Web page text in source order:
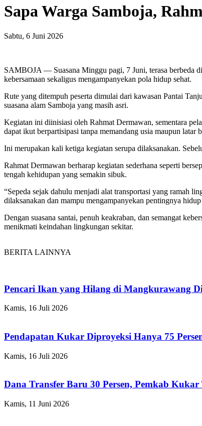
Sapa Warga Samboja,
Sabtu, 6 Juni 2026
SAMBOJA — Suasana Minggu pagi, 7 Juni, terasa berbeda
kebersamaan sekaligus mengampanyekan pola hidup sehat.
Rute yang ditempuh peserta dimulai dari kawasan Pantai
suasana alam Samboja yang masih asri.
Kegiatan ini diinisiasi oleh Rahmat Dermawan, sementara
dapat ikut berpartisipasi tanpa memandang usia maupun latar
Ini merupakan kali ketiga kegiatan serupa dilaksanakan.
Rahmat Dermawan berharap kegiatan sederhana seperti
tengah kehidupan yang semakin sibuk.
“Sepeda sejak dahulu menjadi alat transportasi yang ramah
dilaksanakan dan mampu mengampanyekan pentingnya
Dengan suasana santai, penuh keakraban, dan semangat
menikmati keindahan lingkungan sekitar.
BERITA LAINNYA
Pencari Ikan yang Hilang di Mangkurawang
Kamis, 16 Juli 2026
Pendapatan Kukar Diproyeksi Hanya 75
Kamis, 16 Juli 2026
Dana Transfer Baru 30 Persen, Pemkab
Kamis, 11 Juni 2026